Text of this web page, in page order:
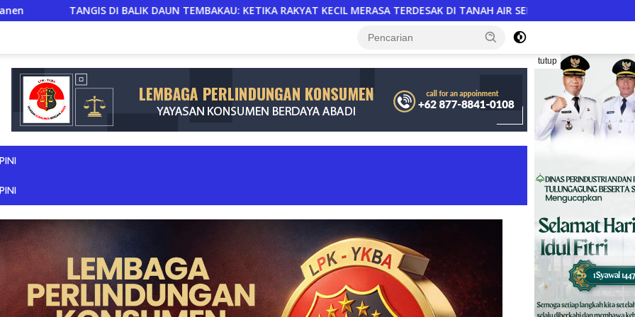
KETIKA RAKYAT KECIL MERASA TERDESAK DI TANAH AIR SENDIRI Langkah DPD Jawab Sorotan Komunitas
tutup